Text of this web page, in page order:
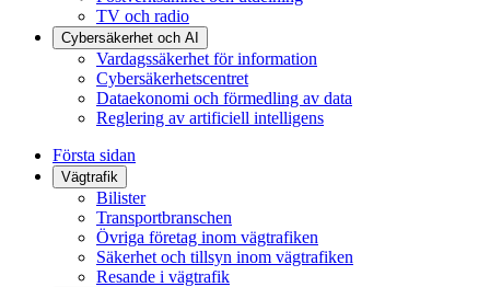
TV och radio
Cybersäkerhet och AI
Vardagssäkerhet för information
Cybersäkerhetscentret
Dataekonomi och förmedling av data
Reglering av artificiell intelligens
Första sidan
Vägtrafik
Bilister
Transportbranschen
Övriga företag inom vägtrafiken
Säkerhet och tillsyn inom vägtrafiken
Resande i vägtrafik